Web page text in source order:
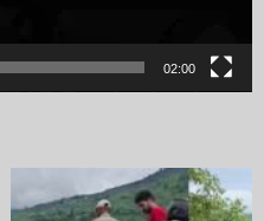
02:00